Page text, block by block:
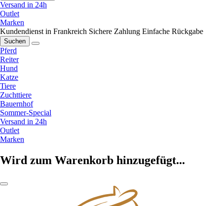
Versand in 24h
Outlet
Marken
Kundendienst in Frankreich Sichere Zahlung Einfache Rückgabe
Suchen
Pferd
Reiter
Hund
Katze
Tiere
Zuchttiere
Bauernhof
Sommer-Special
Versand in 24h
Outlet
Marken
Wird zum Warenkorb hinzugefügt...